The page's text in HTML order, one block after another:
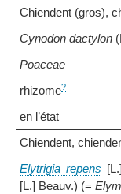
Chiendent (gros),
Cynodon dactylon
Poaceae
rhizome?
en l’état
Chiendent,
Elytrigia repens
[L.] Beauv.) (=